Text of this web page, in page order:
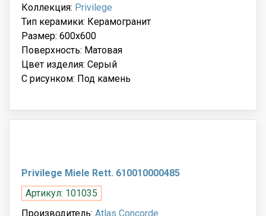
Коллекция: Privilege
Тип керамики: Керамогранит
Размер: 600x600
Поверхность: Матовая
Цвет изделия: Серый
С рисунком: Под камень
Privilege Miele Rett. 610010000485
Артикул: 101035
Производитель: Atlas Concorde